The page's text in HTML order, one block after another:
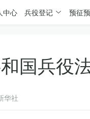
中心 兵役登记 预征
国兵役
华社